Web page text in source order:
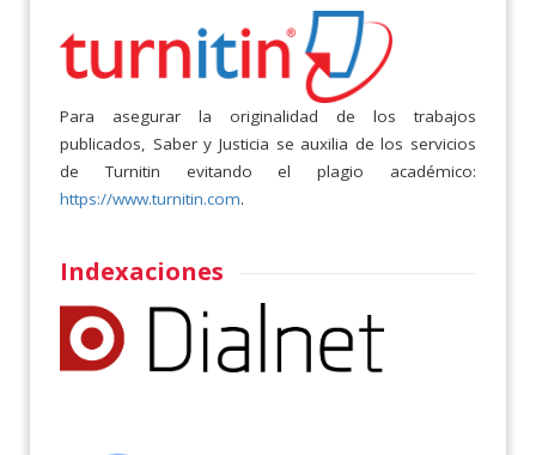
Para asegurar la originalidad de los trabajos
publicados, Saber y Justicia se auxilia de los servicios
de Turnitin evitando el plagio académico:
https://www.turnitin.com.
Indexaciones